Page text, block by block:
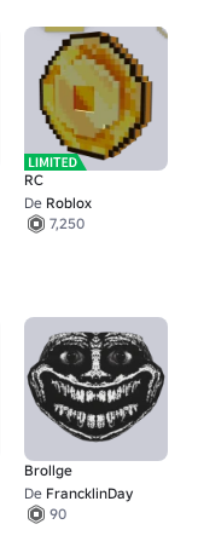
RC
De Roblox
7,250
Brollge
De FrancklinDay
90